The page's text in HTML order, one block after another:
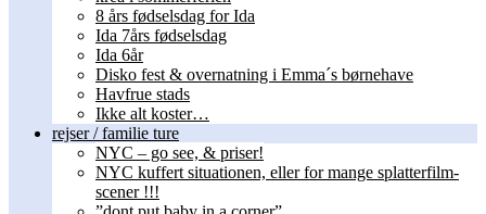
8 års fødselsdag for Ida
Ida 7års fødselsdag
Ida 6år
Disko fest & overnatning i Emma´s børnehave
Havfrue stads
Ikke alt koster…
rejser / familie ture
NYC – go see, & priser!
NYC kuffert situationen, eller for mange splatterfilm-
scener !!!